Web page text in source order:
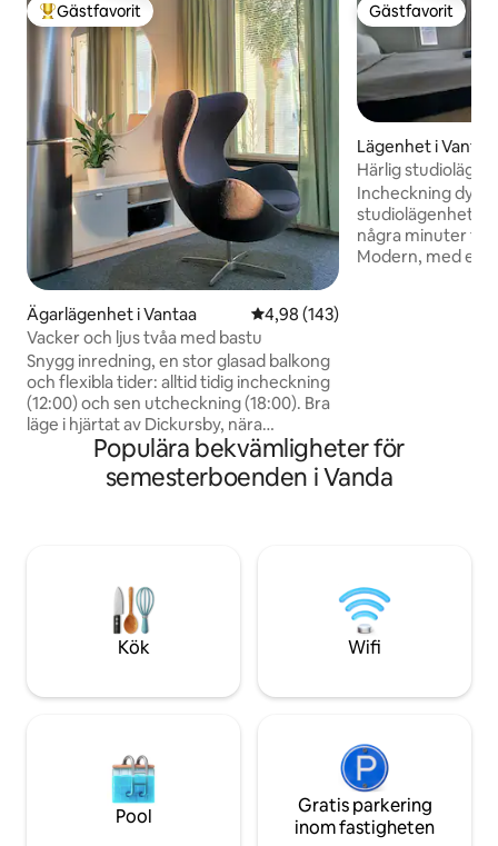
Populär gästfavorit
Gästfavorit
Ägarlägenhet i Vantaa 4,98 av 5 i genomsnittligt
4,98 (143)
Vacker och ljus tvåa med bastu
Snygg inredning, en stor glasad balkong
och flexibla tider: alltid tidig incheckning
(12:00) och sen utcheckning (18:00). Bra
läge i hjärtat av Dickursby, nära
flygplatsen. 10 minuters promenad till
tågstationen, med direkt tillgång till
flygplatsen (10 minuter) eller Helsingfors
00:00) och massor av restauranger i
garaget är tillgänglig mot en extra avgift.
Gästfavorit
Gästfavorit
Lägenhet i Vantaa
Härlig
tågstation 24h
Incheckning
studiolägenhet
några minuter
Modern, med en
inte finns något
nyckeln! Resesäng för småbarn finns
tillgänglig på
Populära bekvämligheter för
semesterboenden i Vanda
Kök Wifi
Pool
Gratis parkering
inom fastigheten